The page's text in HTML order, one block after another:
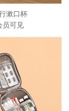
漱口杯
员可见